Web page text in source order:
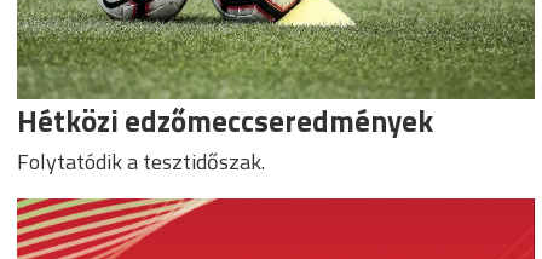
Hétközi edzőmeccseredmények
Folytatódik a tesztidőszak.